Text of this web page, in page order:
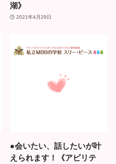
湖》
2021年4月29日
●会いたい、話したいが叶
えられます！《アビリテ